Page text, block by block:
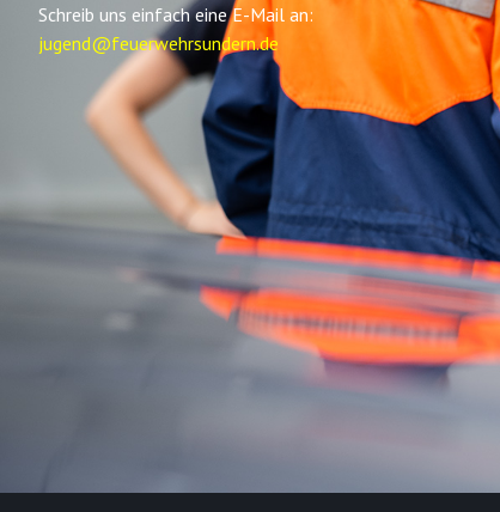
Schreib uns einfach eine E-Mail an:
jugend@feuerwehrsundern.de